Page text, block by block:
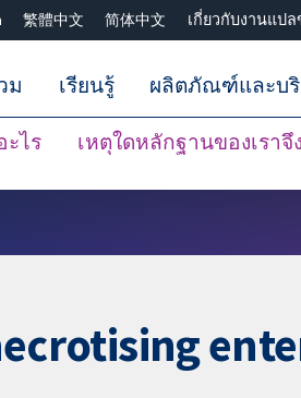
繁體中文 简体中文 เกี่ยวกับงานแปล
ไร เหตุใดหลักฐานของเราจึ
ม เรียนรู้ ผลิตภัณฑ์และบ